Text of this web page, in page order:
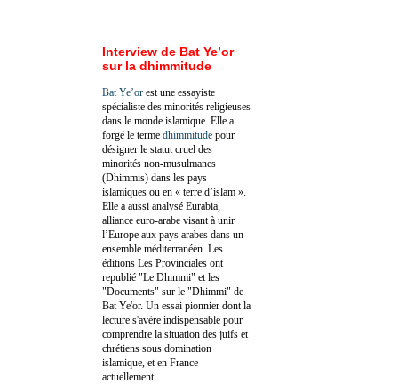
Interview de Bat Ye’or
sur la dhimmitude
Bat Ye’or est une essayiste
spécialiste des minorités religieuses
dans le monde islamique. Elle a
forgé le terme dhimmitude pour
désigner le statut cruel des
minorités non-musulmanes
(Dhimmis) dans les pays
islamiques ou en « terre d’islam ».
Elle a aussi analysé Eurabia,
alliance euro-arabe visant à unir
l’Europe aux pays arabes dans un
ensemble méditerranéen. Les
éditions Les Provinciales ont
republié "Le Dhimmi" et les
"Documents" sur le "Dhimmi" de
Bat Ye'or. Un essai pionnier dont la
lecture s'avère indispensable pour
comprendre la situation des juifs et
chrétiens sous domination
islamique, et en France
actuellement.